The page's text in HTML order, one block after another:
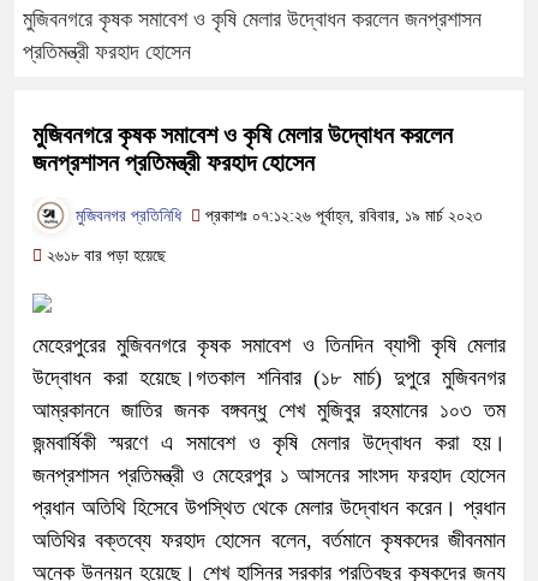
মুজিবনগরে কৃষক সমাবেশ ও কৃষি মেলার উদ্বোধন করলেন জনপ্রশাসন
প্রতিমন্ত্রী ফরহাদ হোসেন
মুজিবনগরে কৃষক সমাবেশ ও কৃষি মেলার উদ্বোধন করলেন
জনপ্রশাসন প্রতিমন্ত্রী ফরহাদ হোসেন
মুজিবনগর প্রতিনিধি প্রকাশঃ ০৭:১২:২৬ পূর্বাহ্ন, রবিবার, ১৯ মার্চ ২০২৩
২৬১৮ বার পড়া হয়েছে
মেহেরপুরের মুজিবনগরে কৃষক সমাবেশ ও তিনদিন ব্যাপী কৃষি মেলার
উদ্বোধন করা হয়েছে।গতকাল শনিবার (১৮ মার্চ) দুপুরে মুজিবনগর
আম্রকাননে জাতির জনক বঙ্গবন্ধু শেখ মুজিবুর রহমানের ১০৩ তম
জন্মবার্ষিকী স্মরণে এ সমাবেশ ও কৃষি মেলার উদ্বোধন করা হয়।
জনপ্রশাসন প্রতিমন্ত্রী ও মেহেরপুর ১ আসনের সাংসদ ফরহাদ হোসেন
প্রধান অতিথি হিসেবে উপস্থিত থেকে মেলার উদ্বোধন করেন। প্রধান
অতিথির বক্তব্যে ফরহাদ হোসেন বলেন, বর্তমানে কৃষকদের জীবনমান
অনেক উন্নয়ন হয়েছে। শেখ হাসিনর সরকার প্রতিবছর কৃষকদের জন্য